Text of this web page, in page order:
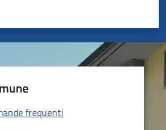
stelle su 5
su 5
su 5
frequenti